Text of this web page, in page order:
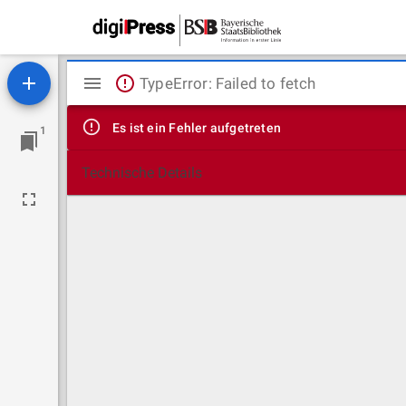
1
Mirador
Viewer
TypeError: Failed to fetch
Es ist ein Fehler aufgetreten
Technische Details